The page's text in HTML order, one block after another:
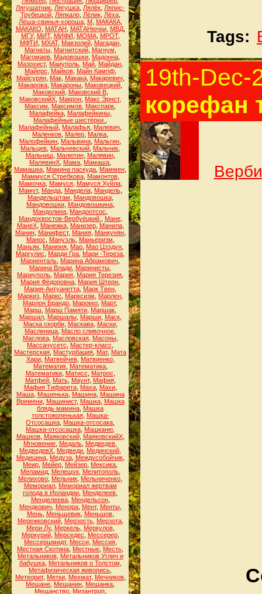
Лягушатник Лягушка Лялёк Ляпис-
Трубецкой, Ляпкало, Лёлик, Лёха,
Лёша-свинья-хороша, М, МАКАКА,
МАКАКО
МАТАН МАТАНючки, МВД,
МГУ, МИТ, МИФИ МОМА, МРОТ,
МФТИ
МХАТ, Мавзолей, Магадан,
Магнаты, Магнитский, Магнум
Магомаев Мадовошки Мадонна
Мазохист, Маиуполь Май Майдан
Майерс
Майков, Майн Кампф,
Майсурян, Мак, Макака, Макаревич
Макарова Макароны Маковецкий
Маковский, Маковский В,
МаковскийХ Макрон Макс Эрнст,
Максим
Максимов Макспарк
Малафейка, Малафейкины,
Малафейные шестёрки.
Малафейный Малафья Малевич
Маленков Малер Малка
Малофейкин Мальвина Мальгин
Мальцев Мальчевский Мальчик
Мальчиш
Малютин, Малявин,
МалявинХ Мама Мамаша
Мамашка Мамина паскуда Маммен
Маммуся Стребкова, Мамонтов,
Мамочка, Мамуся, Мамуся Хуйла,
Мамут, Манда, Мандела, Мандель,
Мандельштам
Мандовошка,
Мандовошки, Мандовошкина,
Мандолина Мандоотсос
Мандохвостов-Вербуёцкий.
Мане,
МанеХ, Манежка, Манизер, Манила,
Манин, Манифест, Мания, Манкунян,
Манос
Мануэль, Маньеризм
Маньяк Манюня Мао Мао Цзэдун
Маргулис
Марди Гра Мари -Тереза
Мариенталь Марина Абрамович
Марина Влади Маринисты
Мариуполь Мария Мария Терезия
Мария Фёдоровна Мария Штерн
Мария-Антуанетта Марк Твен
Маркиз Маркс Марксизм Марлен
Марлон Брандо Марокко Март,
Марш
Марш Памяти Маршак
Маршал, Маршалы, Марши, Маск,
Маска скорби, Маскава, Маски,
Масленица Масло сливочное
Маслова, Масловская, Масоны,
Массачусетс
Мастер-класс
Мастерская Мастурбация Мат, Мата
Хари, Матвейчев, Матвиенко,
Математик, Математика,
Математики, Матисс Матрос
Матфей, Мать, Маунт, Мафия,
Мафия Тифарета, Маха, Махи,
Маша, Машенька, Машина, Машина
Времени, Машинист, Машка, Машка
блядь мамина Машка
толстожопенькая, Машка-
Отсосашка Машка-отсосака
Машка-отсосашка Машканю
Машков, Маяковский, МаяковскийХ,
Мгновение Медаль Медведев
МедведевХ Медведи Мединский
Медицина, Медуза, Междусобойчик,
Меир Мейер Мейзер Мексика
Меламид, Мелещук, Мелитополь,
Мелихово Мельник Мельниченко
Мемориал, Мемориал жертвам
голода в Ирландии Менделеев
Менделеева, Мендельсон,
Мендкович
Менора, Мент, Менты,
Мень, Меньшевик, Меньшов,
Мережковский, Мерзость, Мерзота,
Мери Лу, Меркель, Меркулов,
Меркурий, Мерседес Мессерер,
Мессершмидт, Месси, Мессия,
Местная Скотина Местные Месть
Метальников, Метальников Углич и
бабушка, Метальников о Толстом
Метафизическая живопись
Метеорит, Метки, Мехмат, Мечников,
Мещане Мещанин Мещанка
Мещанство, Мизантроп,
Tags:
19th-Dec-
корефан